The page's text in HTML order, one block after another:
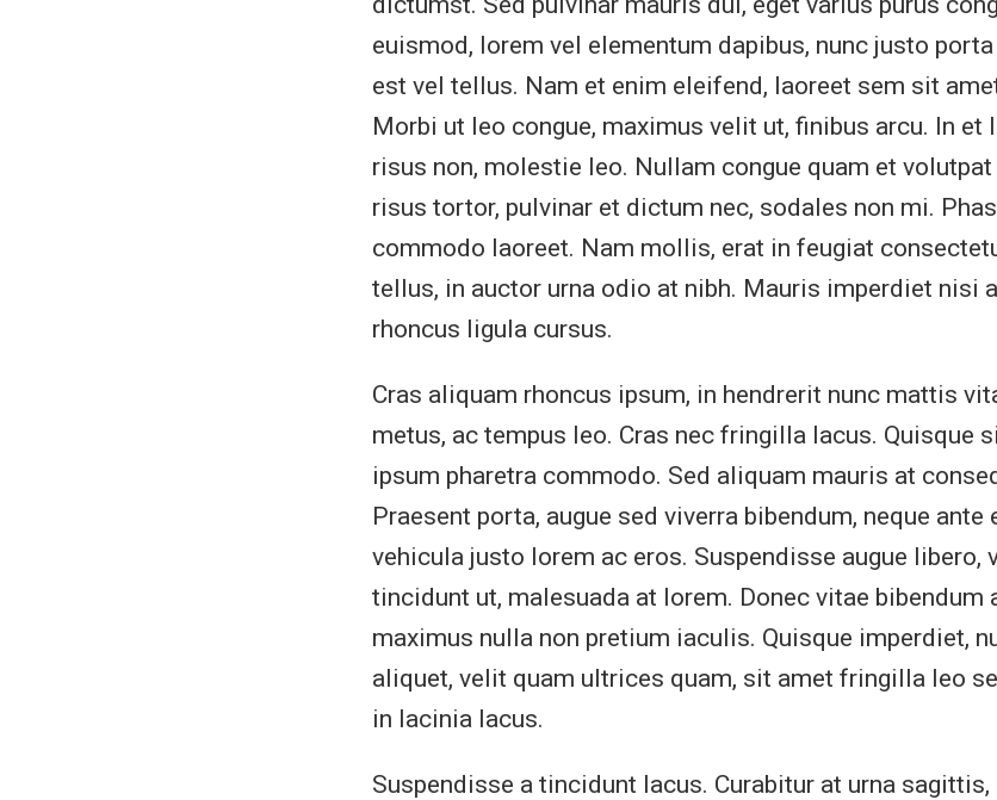
euismod, lorem vel elementum dapibus, nunc justo
est vel tellus. Nam et enim eleifend, laoreet sem sit
Morbi ut leo congue, maximus velit ut, finibus arcu. In et
risus non, molestie leo. Nullam congue quam et volutpat
risus tortor, pulvinar et dictum nec, sodales non mi.
commodo laoreet. Nam mollis, erat in feugiat
tellus, in auctor urna odio at nibh. Mauris imperdiet nisi
rhoncus ligula cursus.
Cras aliquam rhoncus ipsum, in hendrerit nunc mattis
metus, ac tempus leo. Cras nec fringilla lacus. Quisque
ipsum pharetra commodo. Sed aliquam mauris at
Praesent porta, augue sed viverra bibendum, neque ante
vehicula justo lorem ac eros. Suspendisse augue libero,
tincidunt ut, malesuada at lorem. Donec vitae bibendum
maximus nulla non pretium iaculis. Quisque imperdiet,
aliquet, velit quam ultrices quam, sit amet fringilla leo
in lacinia lacus.
Suspendisse a tincidunt lacus. Curabitur at urna